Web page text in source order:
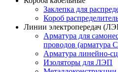
Заклепка для
Короб
Линии электропередач
Арматура для
проводов (арматура
Арматура линейно-
Изоляторы для ЛЭП